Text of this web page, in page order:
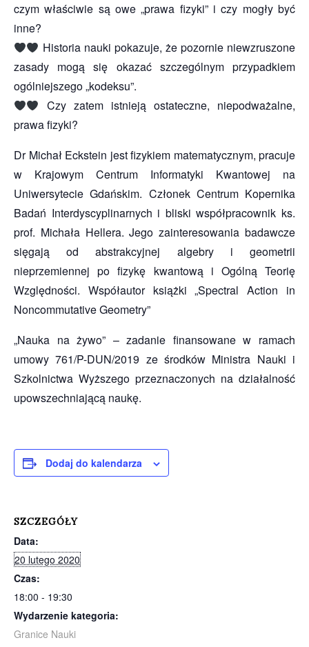
czym właściwie są owe „prawa fizyki” i czy mogły być
inne?
Historia nauki pokazuje, że pozornie niewzruszone
zasady mogą się okazać szczególnym przypadkiem
ogólniejszego „kodeksu”.
Czy zatem istnieją ostateczne, niepodważalne,
prawa fizyki?
Dr Michał Eckstein jest fizykiem matematycznym, pracuje
w Krajowym Centrum Informatyki Kwantowej na
Uniwersytecie Gdańskim. Członek Centrum Kopernika
Badań Interdyscyplinarnych i bliski współpracownik ks.
prof. Michała Hellera. Jego zainteresowania badawcze
sięgają od abstrakcyjnej algebry i geometrii
nieprzemiennej po fizykę kwantową i Ogólną Teorię
Względności. Współautor książki „Spectral Action in
Noncommutative Geometry”
„Nauka na żywo” – zadanie finansowane w ramach
umowy 761/P-DUN/2019 ze środków Ministra Nauki i
Szkolnictwa Wyższego przeznaczonych na działalność
upowszechniającą naukę.
Dodaj do kalendarza
SZCZEGÓŁY
Data:
20 lutego 2020
Czas:
18:00 - 19:30
Wydarzenie kategoria:
Granice Nauki